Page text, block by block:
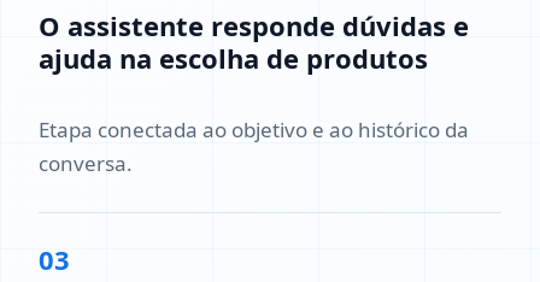
O assistente responde dúvidas e
ajuda na escolha de produtos
Etapa conectada ao objetivo e ao histórico da
conversa.
03